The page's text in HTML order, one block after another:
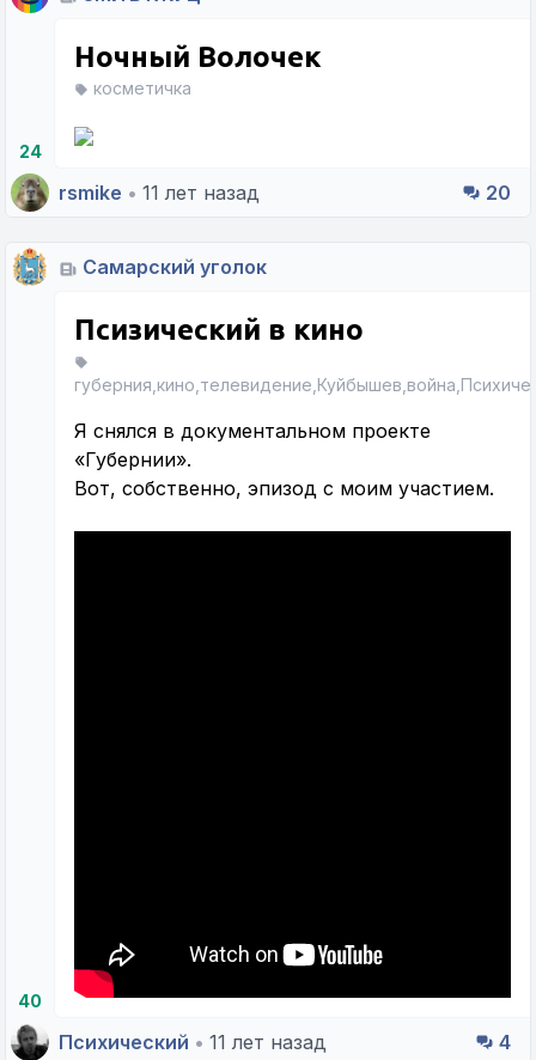
24
Ночный Волочек
косметичка
rsmike • 11 лет назад 20
Самарский уголок
40
Псизический в кино
Я снялся в документальном проекте
«Губернии».
Вот, собственно, эпизод с моим участием.
Психический • 11 лет назад 4